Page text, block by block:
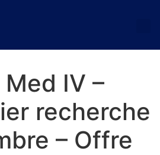
Med IV –
recherche
– Offre